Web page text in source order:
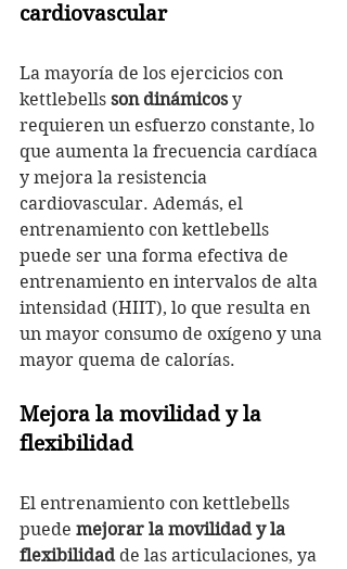
cardiovascular
La mayoría de los ejercicios con
kettlebells son dinámicos y
requieren un esfuerzo constante, lo
que aumenta la frecuencia cardíaca
y mejora la resistencia
cardiovascular. Además, el
entrenamiento con kettlebells
puede ser una forma efectiva de
entrenamiento en intervalos de alta
intensidad (HIIT), lo que resulta en
un mayor consumo de oxígeno y una
mayor quema de calorías.
Mejora la movilidad y la
flexibilidad
El entrenamiento con kettlebells
puede mejorar la movilidad y la
flexibilidad de las articulaciones, ya